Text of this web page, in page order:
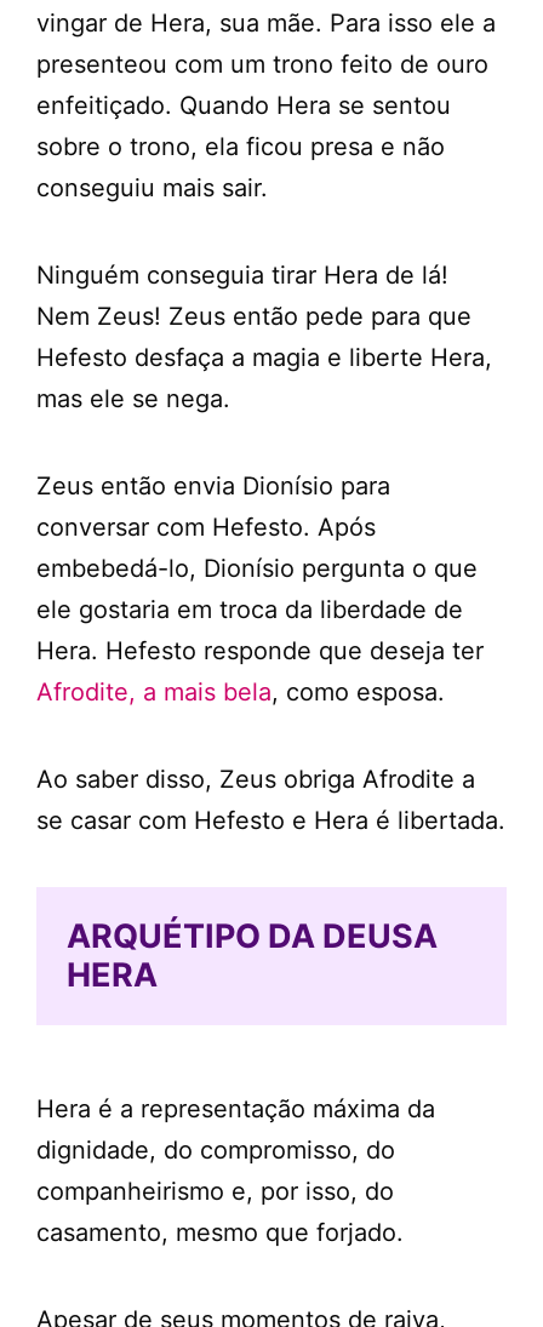
vingar de Hera, sua mãe. Para isso ele a
presenteou com um trono feito de ouro
enfeitiçado. Quando Hera se sentou
sobre o trono, ela ficou presa e não
conseguiu mais sair.
Ninguém conseguia tirar Hera de lá!
Nem Zeus! Zeus então pede para que
Hefesto desfaça a magia e liberte Hera,
mas ele se nega.
Zeus então envia Dionísio para
conversar com Hefesto. Após
embebedá-lo, Dionísio pergunta o que
ele gostaria em troca da liberdade de
Hera. Hefesto responde que deseja ter
Afrodite, a mais bela, como esposa.
Ao saber disso, Zeus obriga Afrodite a
se casar com Hefesto e Hera é libertada.
ARQUÉTIPO DA DEUSA
HERA
Hera é a representação máxima da
dignidade, do compromisso, do
companheirismo e, por isso, do
casamento, mesmo que forjado.
Apesar de seus momentos de raiva,